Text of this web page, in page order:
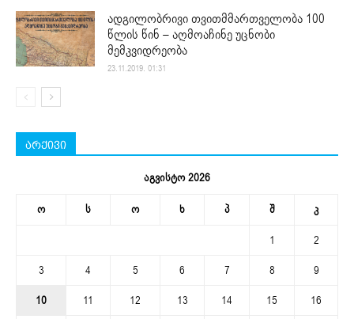
ადგილობრივი თვითმმართველობა 100
წლის წინ – აღმოაჩინე უცნობი
მემკვიდრეობა
23.11.2019. 01:31
არქივი
აგვისტო 2026
ო ს ო ხ პ შ კ
1
2
3
4 5 6 7 8
9
10
11 12 13 14 15
16